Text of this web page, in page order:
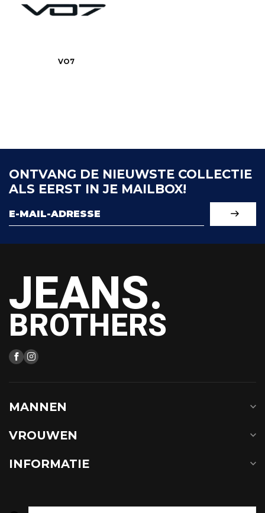
VO7
ONTVANG DE NIEUWSTE COLLECTIE
ALS EERST IN JE MAILBOX!
JEANS.
BROTHERS
MANNEN
VROUWEN
INFORMATIE